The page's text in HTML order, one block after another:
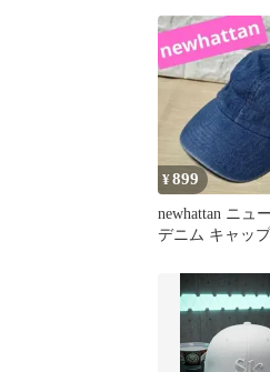
¥899
newhattan ニュ
デニム キャップ